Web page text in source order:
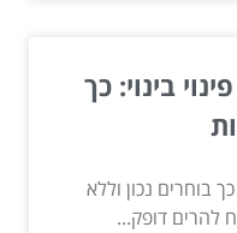
בינוי: כך
בוחרים נכון וללא
להרים דופק...